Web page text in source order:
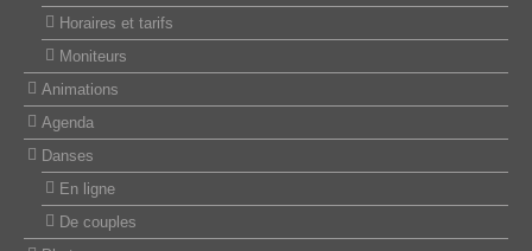
Horaires et tarifs
Moniteurs
Animations
Agenda
Danses
En ligne
De couples